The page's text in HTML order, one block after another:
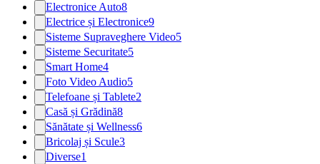
Electronice Auto8
Electrice și Electronice9
Sisteme Supraveghere Video5
Sisteme Securitate5
Smart Home4
Foto Video Audio5
Telefoane și Tablete2
Casă și Grădină8
Sănătate și Wellness6
Bricolaj și Scule3
Diverse1